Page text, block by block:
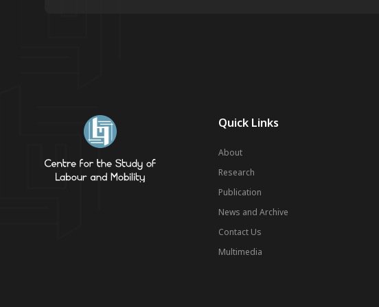
Quick Links
About
Research
Publication
News and Archive
Contact Us
Multimedia